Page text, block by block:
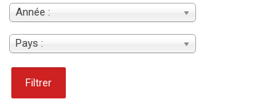
Année :
Pays :
Filtrer